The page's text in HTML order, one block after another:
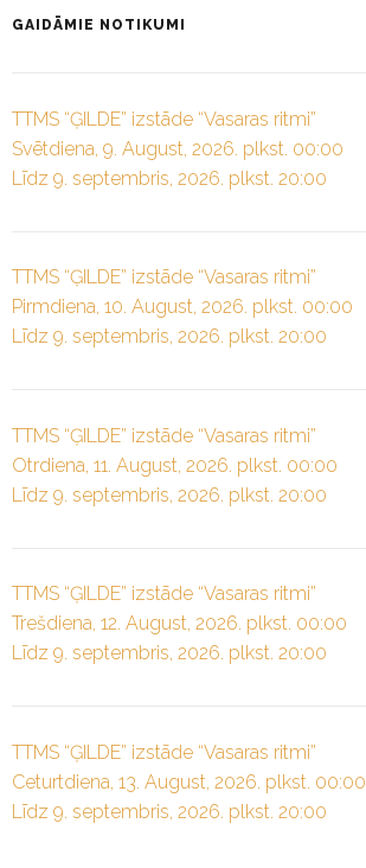
GAIDĀMIE NOTIKUMI
TTMS “ĢILDE” izstāde “Vasaras ritmi”
Svētdiena, 9. August, 2026. plkst. 00:00
Līdz 9. septembris, 2026. plkst. 20:00
TTMS “ĢILDE” izstāde “Vasaras ritmi”
Pirmdiena, 10. August, 2026. plkst. 00:00
Līdz 9. septembris, 2026. plkst. 20:00
TTMS “ĢILDE” izstāde “Vasaras ritmi”
Otrdiena, 11. August, 2026. plkst. 00:00
Līdz 9. septembris, 2026. plkst. 20:00
TTMS “ĢILDE” izstāde “Vasaras ritmi”
Trešdiena, 12. August, 2026. plkst. 00:00
Līdz 9. septembris, 2026. plkst. 20:00
TTMS “ĢILDE” izstāde “Vasaras ritmi”
Ceturtdiena, 13. August, 2026. plkst. 00:00
Līdz 9. septembris, 2026. plkst. 20:00